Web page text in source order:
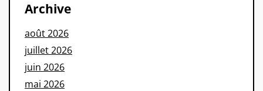
Archive
août 2026
juillet 2026
juin 2026
mai 2026